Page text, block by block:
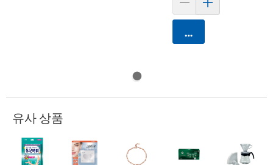
카트에 담기
유사 상품